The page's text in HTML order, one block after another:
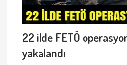
22 ilde FETÖ
yakalandı